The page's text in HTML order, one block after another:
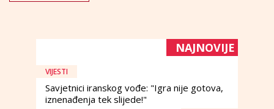
NAJNOVIJE
VIJESTI
Savjetnici iranskog vođe: "Igra nije gotova,
iznenađenja tek slijede!"